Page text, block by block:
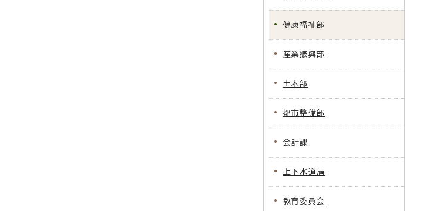
健康福祉部
産業振興部
土木部
都市整備部
会計課
上下水道局
教育委員会